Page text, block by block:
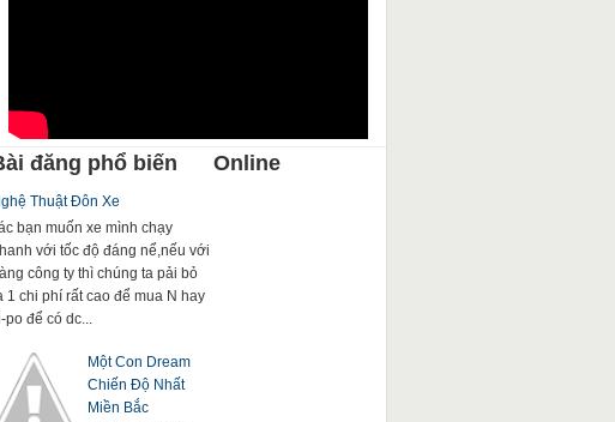
đăng phổ biến
Thuật Đôn Xe
bạn muốn xe mình chạy
với tốc độ đáng nể,nếu với
công ty thì chúng ta pải bỏ
1 chi phí rất cao để mua N hay
po để có dc...
Một Con Dream
Chiến Độ Nhất
Miền Bắc
Online